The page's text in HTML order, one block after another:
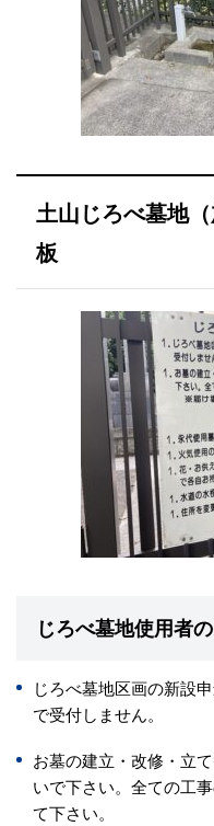
土山じろべ墓地
板
じろべ墓地使用者
じろべ墓地区画の新設
で受付しません。
お墓の建立・改修・立
いで下さい。全ての工
て下さい。